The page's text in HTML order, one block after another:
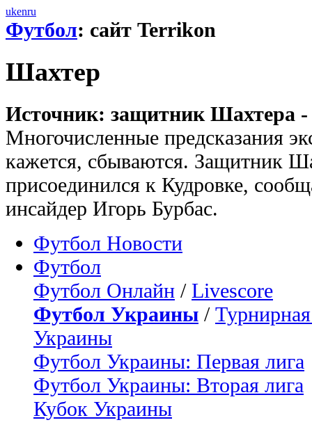
ukenru
Футбол: сайт Terrikon
Шахтер
Источник: защитник Шахтера -
Многочисленные предсказания
кажется, сбываются. Защитник
присоединился к Кудровке,
инсайдер Игорь Бурбас.
Футбол Новости
Футбол
Футбол Онлайн / Livescore
Футбол Украины /
Украины
Футбол Украины: Первая лига
Футбол Украины: Вторая лига
Кубок Украины